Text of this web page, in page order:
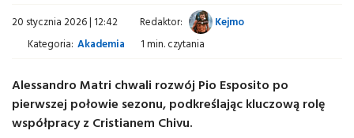
20 stycznia 2026 | 12:42 Redaktor:
Kejmo
Kategoria: Akademia 1 min. czytania
Alessandro Matri chwali rozwój Pio Esposito po
pierwszej połowie sezonu, podkreślając kluczową rolę
współpracy z Cristianem Chivu.